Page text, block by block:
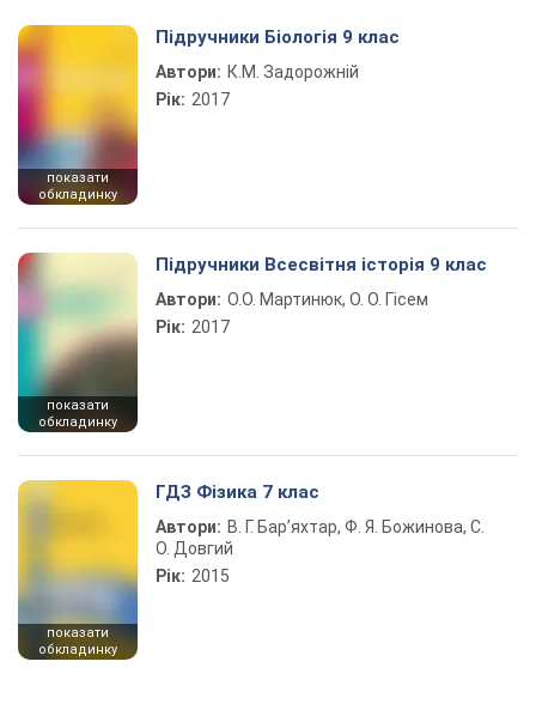
показати
обкладинку
Підручники Біологія 9 клас
Автори: К.М. Задорожній
Рік: 2017
показати
обкладинку
Підручники Всесвітня історія 9 клас
Автори: О.О. Мартинюк, О. О. Гісем
Рік: 2017
показати
обкладинку
ГДЗ Фізика 7 клас
Автори: В. Г. Бар’яхтар, Ф. Я. Божинова, С.
О. Довгий
Рік: 2015